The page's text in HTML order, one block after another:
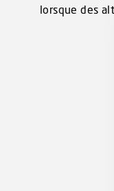
lorsque des